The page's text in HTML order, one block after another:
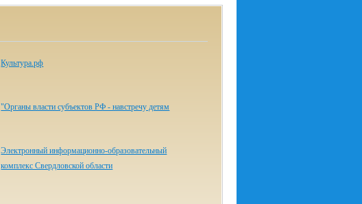
Культура.рф
"Органы власти субъектов РФ - навстречу детям
Электронный информационно-образовательный
комплекс Свердловской области